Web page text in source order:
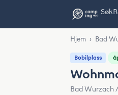
Søk
Hjem › Bad
Bobilplass
Bad Wurzach